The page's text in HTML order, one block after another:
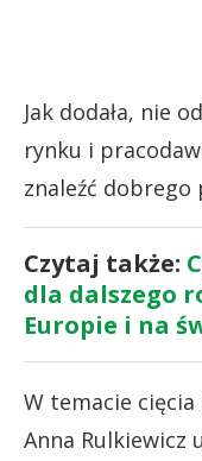
Jak dodała, nie
rynku i
znaleźć dobrego
Czytaj także:
dla dalszego
Europie i na
W temacie
Anna Rulkiewicz